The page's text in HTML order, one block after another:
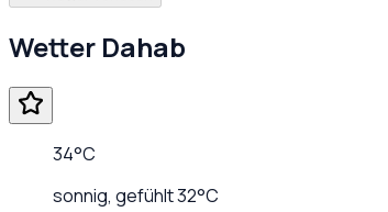
Wetter Dahab
34°C
sonnig, gefühlt32°C